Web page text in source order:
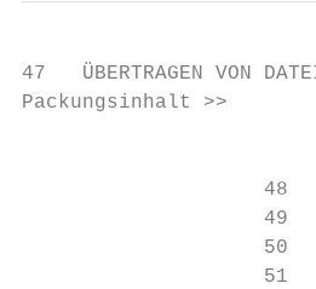
47   ÜBERTRAGEN VON
Packungsinhalt >>
48
49
50
51